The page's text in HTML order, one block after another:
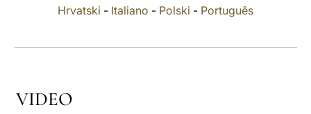
Hrvatski - Italiano - Polski - Português
VIDEO